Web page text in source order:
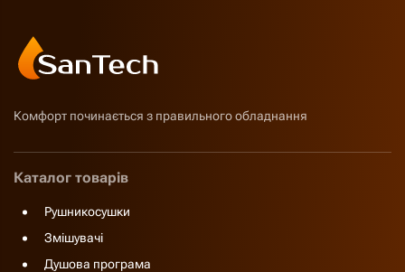
Комфорт починається з правильного обладнання
Каталог товарів
Рушникосушки
Змішувачі
Душова програма